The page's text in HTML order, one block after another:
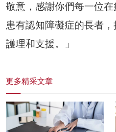
敬意，感謝你們每一位
患有認知障礙症的長者
護理和支援。」
更多精采文章